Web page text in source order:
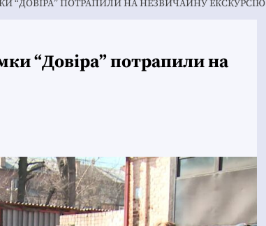
“ДОВІРА” ПОТРАПИЛИ НА НЕЗВИЧАЙНУ ЕКСКУРСІЮ
“Довіра” потрапили на